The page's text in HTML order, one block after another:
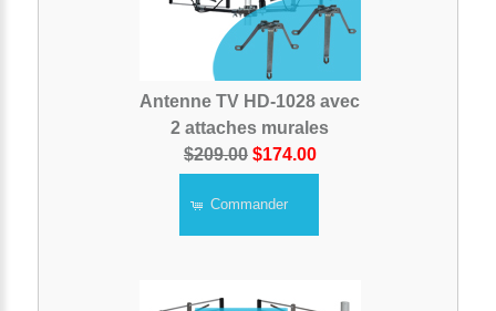
Antenne TV HD-1028 avec
2 attaches murales
$209.00 $174.00
Commander